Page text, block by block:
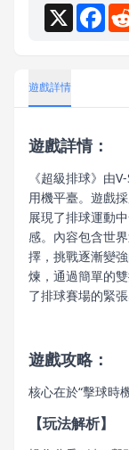
X
遊戲詳情
遊戲詳情：
《超級排球》由
用機平臺。遊戲
展現了排球運動
感。內容包含世
擇，挑戰逐漸變
煉，通過簡單的
了排球賽場的緊張
遊戲攻略：
核心在於“擊球時
【玩法解析】